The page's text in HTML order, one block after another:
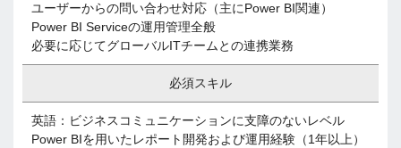
ユーザーからの問い合わせ対応（主にPower BI関連）
Power BI Serviceの運用管理全般
必要に応じてグローバルITチームとの連携業務
必須スキル
英語：ビジネスコミュニケーションに支障のないレベル
Power BIを用いたレポート開発および運用経験（1年以上）